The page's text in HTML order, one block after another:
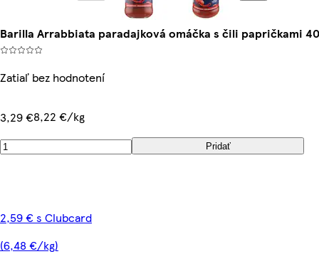
Barilla Arrabbiata paradajková omáčka s čili papričkami
Zatiaľ bez hodnotení
3,29 €8,22 €/kg
Pridať
2,59 € s Clubcard
(6,48 €/kg)